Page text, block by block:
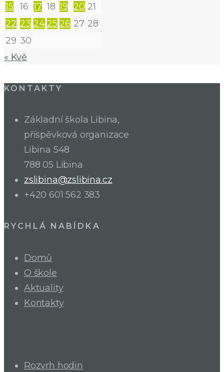
15
16 17 18 19 20 21
22 23 2425 26 27 28
29 30
« Kvě
KONTAKTY
Základní škola Libina,
příspěvková organizace
Libina 548
788 05 Libina
zslibina@zslibina.cz
+420 601 562 383
RYCHLÁ NABÍDKA
Domů
O škole
Aktuality
Kontakty
Rozvrh hodin